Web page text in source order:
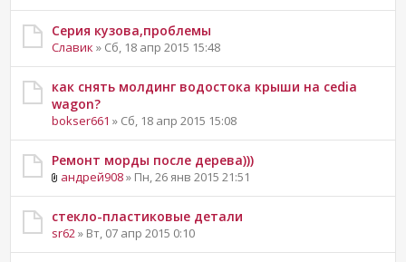
Серия кузова,проблемы
Славик » Сб, 18 апр 2015 15:48
как снять молдинг водостока крыши на cedia
wagon?
bokser661 » Сб, 18 апр 2015 15:08
Ремонт морды после дерева)))
андрей908» Пн, 26 янв 2015 21:51
стекло-пластиковые детали
sr62 » Вт, 07 апр 2015 0:10